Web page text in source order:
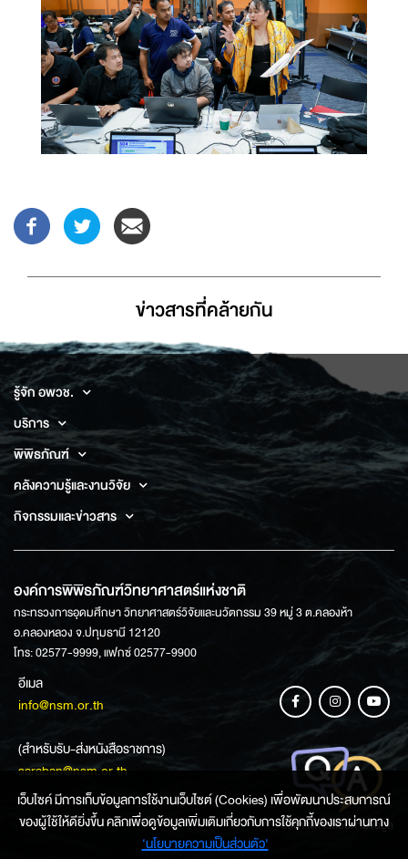
ข่าวสารที่่คล้ายกัน
รู้จัก อพวช.
บริการ
พิพิธภัณฑ์
คลังความรู้และงานวิจัย
กิจกรรมและข่าวสาร
องค์การพิพิธภัณฑ์วิทยาศาสตร์แห่งชาติ
กระทรวงการอุดมศึกษา วิทยาศาสตร์วิจัยและนวัตกรรม 39 หมู่ 3 ต.คลองห้า
อ.คลองหลวง จ.ปทุมธานี 12120
โทร: 02577-9999, แฟกซ์ 02577-9900
อีเมล
info@nsm.or.th
(สำหรับรับ-ส่งหนังสือราชการ)
saraban@nsm.or.th
ช่องทางการสอบถามข้อมูล
เว็บไซค์ มีการเก็บข้อมูลการใช้งานเว็บไซต์ (Cookies) เพื่อพัฒนาประสบการณ์
ของผู้ใช้ให้ดียิ่งขึ้น คลิกเพื่อดูข้อมูลเพิ่มเติมเกี่ยวกับการใช้คุกกี้ของเราผ่านทาง
‘นโยบายความเป็นส่วนตัว'